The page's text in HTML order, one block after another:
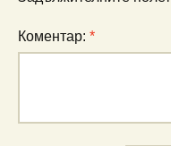
Коментар: *